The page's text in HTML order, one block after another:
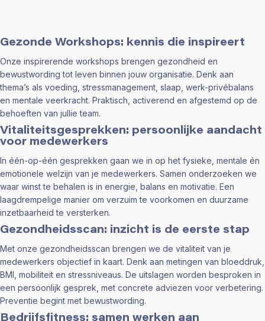
Gezonde Workshops: kennis die inspireert
Onze inspirerende workshops brengen gezondheid en
bewustwording tot leven binnen jouw organisatie. Denk aan
thema’s als voeding, stressmanagement, slaap, werk-privébalans
en mentale veerkracht. Praktisch, activerend en afgestemd op de
behoeften van jullie team.
Vitaliteitsgesprekken: persoonlijke aandacht
voor medewerkers
In één-op-één gesprekken gaan we in op het fysieke, mentale én
emotionele welzijn van je medewerkers. Samen onderzoeken we
waar winst te behalen is in energie, balans en motivatie. Een
laagdrempelige manier om verzuim te voorkomen en duurzame
inzetbaarheid te versterken.
Gezondheidsscan: inzicht is de eerste stap
Met onze gezondheidsscan brengen we de vitaliteit van je
medewerkers objectief in kaart. Denk aan metingen van bloeddruk,
BMI, mobiliteit en stressniveaus. De uitslagen worden besproken in
een persoonlijk gesprek, met concrete adviezen voor verbetering.
Preventie begint met bewustwording.
Bedrijfsfitness: samen werken aan